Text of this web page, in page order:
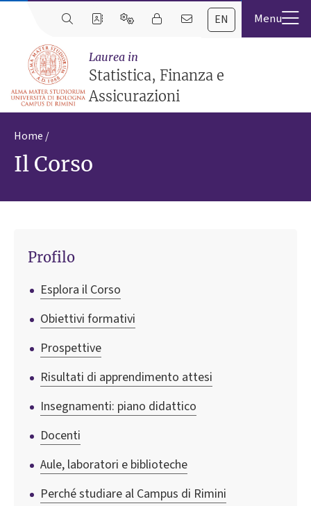
EN
Laurea in
Statistica, Finanza e
Assicurazioni
Home
Il Corso
Profilo
Esplora il Corso
Obiettivi formativi
Prospettive
Risultati di apprendimento attesi
Insegnamenti: piano didattico
Docenti
Aule, laboratori e biblioteche
Perché studiare al Campus di Rimini